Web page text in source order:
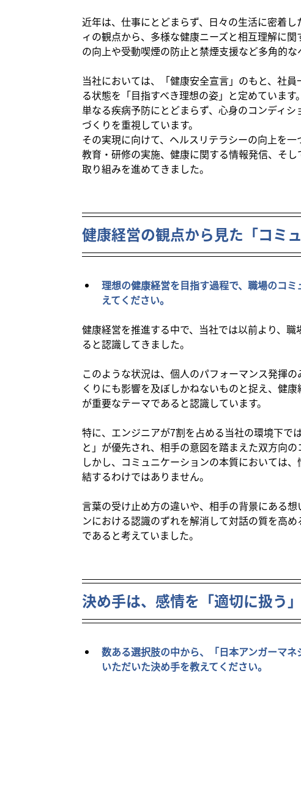
近年は、仕事にとどまらず、日々の生活に密着
ィの観点から、多様な健康ニーズと相互理解に
の向上や受動喫煙の防止と禁煙支援など多角的な
当社においては、「健康安全宣言」のもと、社
る状態を「目指すべき理想の姿」と定めています。
単なる疾病予防にとどまらず、心身のコンディ
づくりを重視しています。
その実現に向けて、ヘルスリテラシーの向上を
教育・研修の実施、健康に関する情報発信、そ
取り組みを進めてきました。
健康経営の観点から見た「コミ
理想の健康経営を目指す過程で、職場のコ
えてください。
健康経営を推進する中で、当社では以前より、
ると認識してきました。
このような状況は、個人のパフォーマンス発揮
くりにも影響を及ぼしかねないものと捉え、健
が重要なテーマであると認識しています。
特に、エンジニアが7割を占める当社の環境下で
と」が優先され、相手の意図を踏まえた双方向
しかし、コミュニケーションの本質においては
結するわけではありません。
言葉の受け止め方の違いや、相手の背景にある
ンにおける認識のずれを解消して対話の質を高
であると考えていました。
決め手は、感情を「適切に扱う
数ある選択肢の中から、「日本アンガーマ
いただいた決め手を教えてください。